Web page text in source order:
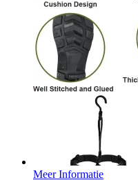
Meer Informatie